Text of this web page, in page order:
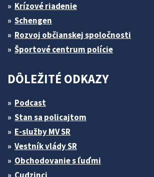
Krízové riadenie
Schengen
Rozvoj občianskej spoločnosti
Športové centrum polície
DÔLEŽITÉ ODKAZY
Podcast
Stan sa policajtom
E-služby MV SR
Vestník vlády SR
Obchodovanie s ľuďmi